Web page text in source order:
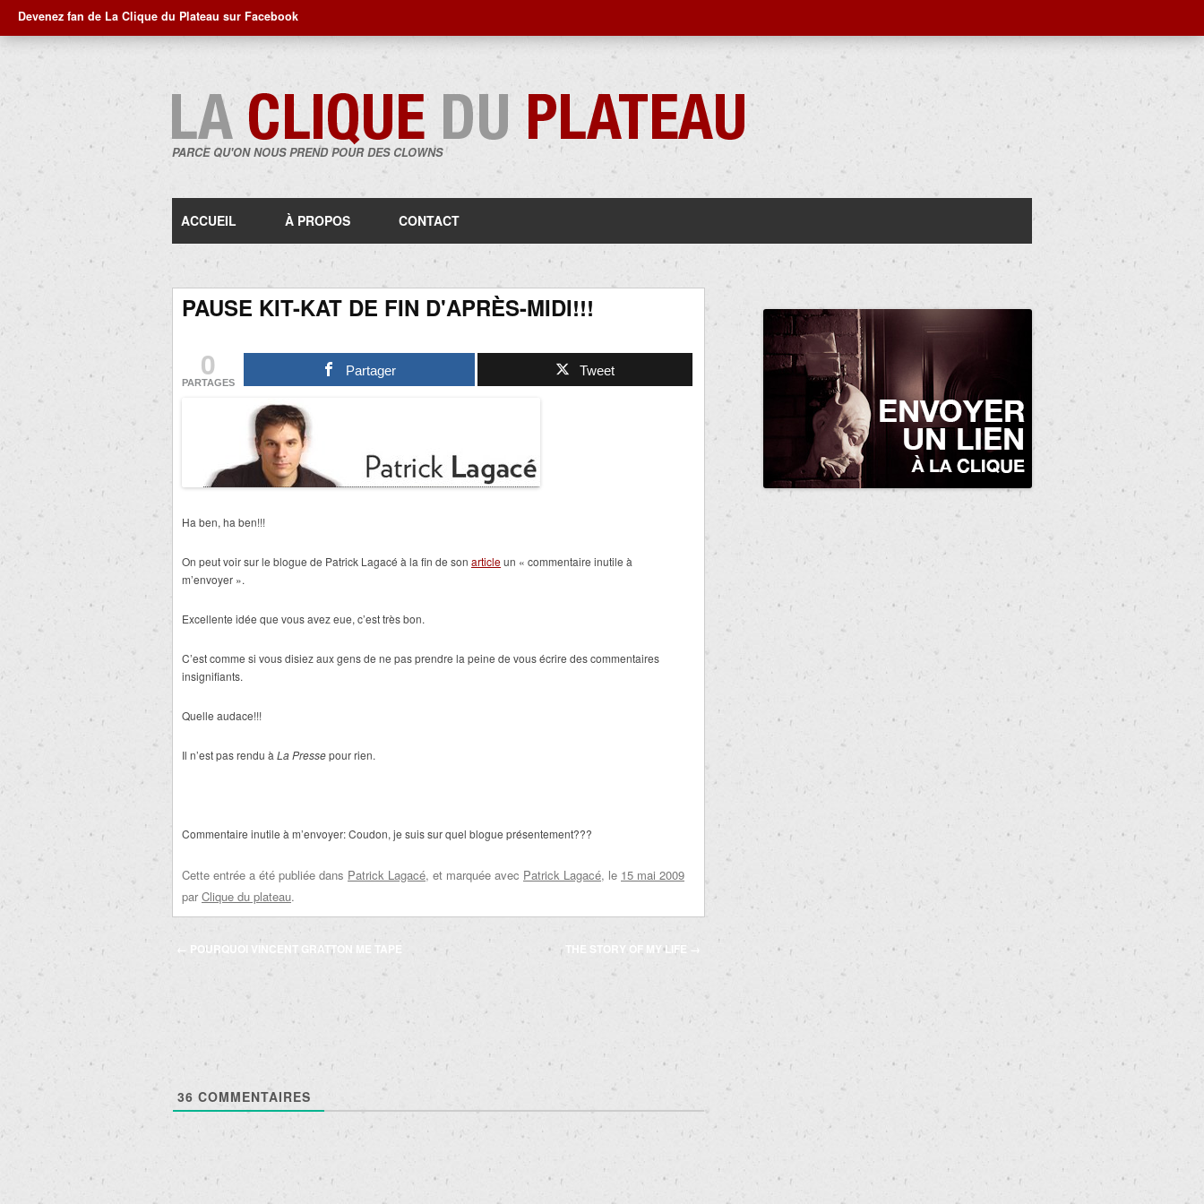
Devenez fan de La Clique du Plateau sur Facebook
PARCE QU'ON NOUS PREND POUR DES CLOWNS
au
ACCUEIL À PROPOS CONTACT
PAUSE KIT-KAT DE FIN D'APRÈS-MIDI!!!
0
PARTAGES
Partager Tweet
Ha ben, ha ben!!!
On peut voir sur le blogue de Patrick Lagacé à la fin de son articleun « commentaire inutile à
m’envoyer ».
Excellente idée que vous avez eue, c’est très bon.
C’est comme si vous disiez aux gens de ne pas prendre la peine de vous écrire des commentaires
insignifiants.
Quelle audace!!!
Il n’est pas rendu à La Pressepour rien.
Commentaire inutile à m’envoyer: Coudon, je suis sur quel blogue présentement???
Cette entrée a été publiée dans Patrick Lagacé, et marquée avec Patrick Lagacé, le 15 mai 2009
par Clique du plateau.
Navigation
← POURQUOI VINCENT GRATTON ME TAPE THE STORY OF MY LIFE →
36 COMMENTAIRES